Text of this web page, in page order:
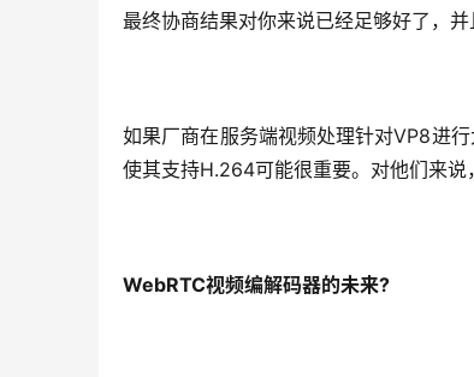
最终协商结果对你来说已经足够好了，
如果厂商在服务端视频处理针对VP8进
使其支持H.264可能很重要。对他们来说
WebRTC视频编解码器的未来?